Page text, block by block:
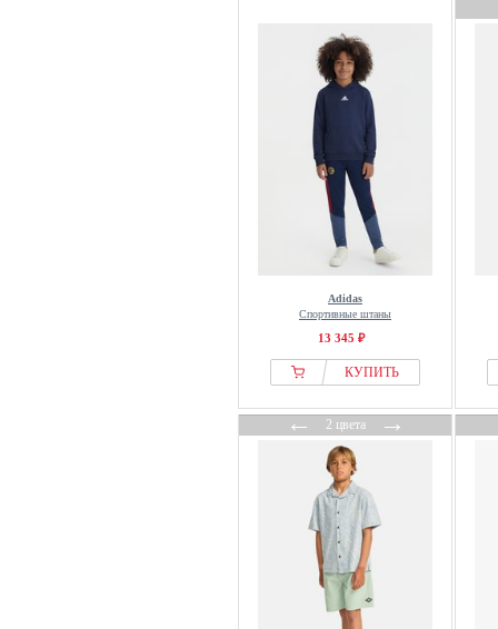
Adidas
Спортивные штаны
13 345 ₽
КУПИТЬ
←2 цвета→